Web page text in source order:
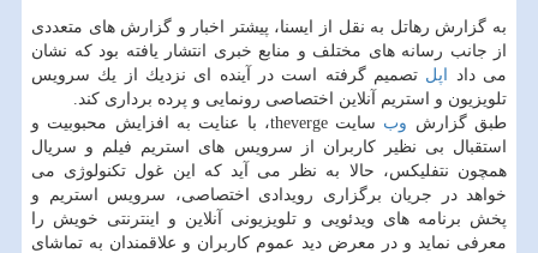
به گزارش رهاتل به نقل از ایسنا، پیشتر اخبار و گزارش های متعددی
از جانب رسانه های مختلف و منابع خبری انتشار یافته بود كه نشان
می داد اپل تصمیم گرفته است در آینده ای نزدیك از یك سرویس
تلویزیون و استریم آنلاین اختصاصی رونمایی و پرده برداری كند.
طبق گزارش وب
سایت theverge، با عنایت به افزایش محبوبیت و
استقبال بی نظیر كاربران از سرویس های استریم فیلم و سریال
همچون نتفلیكس، حالا به نظر می آید كه این غول تكنولوژی می
خواهد در جریان برگزاری رویدادی اختصاصی، سرویس استریم و
پخش برنامه های ویدئویی و تلویزیونی آنلاین و اینترنتی خویش را
معرفی نماید و در معرض دید عموم كاربران و علاقمندان به تماشای